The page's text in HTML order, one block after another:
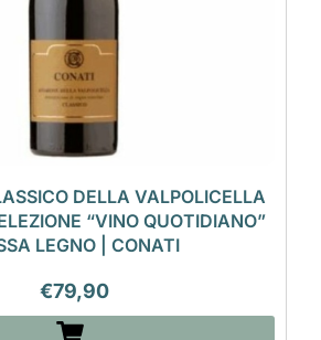
DELLA VALPOLICELLA
“VINO QUOTIDIANO”
LEGNO | CONATI
€79,90